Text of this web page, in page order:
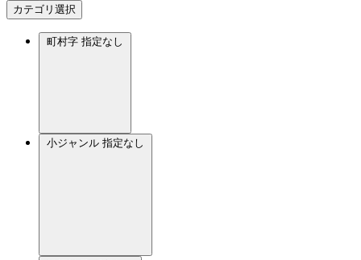
カテゴリ選択
町村字 指定なし
小ジャンル 指定なし